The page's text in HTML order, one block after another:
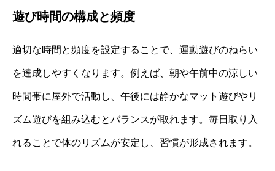
遊び時間の構成と頻度
適切な時間と頻度を設定することで、運動遊びのねらい
を達成しやすくなります。例えば、朝や午前中の涼しい
時間帯に屋外で活動し、午後には静かなマット遊びやリ
ズム遊びを組み込むとバランスが取れます。毎日取り入
れることで体のリズムが安定し、習慣が形成されます。